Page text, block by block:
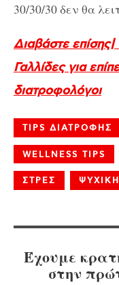
30/30/30 δεν θα
Διαβάστε
Γαλλίδες για
διατροφολόγοι
TIPS ΔΙΑΤΡΟΦΗΣ
WELLNESS TIPS
ΣΤΡΕΣ
Έχουμε
στην